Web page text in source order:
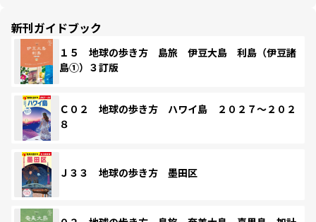
新刊ガイドブック
１５ 地球の歩き方 島旅 伊豆大島 利島（伊豆諸
島①）３訂版
Ｃ０２ 地球の歩き方 ハワイ島 ２０２７～２０２
８
Ｊ３３ 地球の歩き方 墨田区